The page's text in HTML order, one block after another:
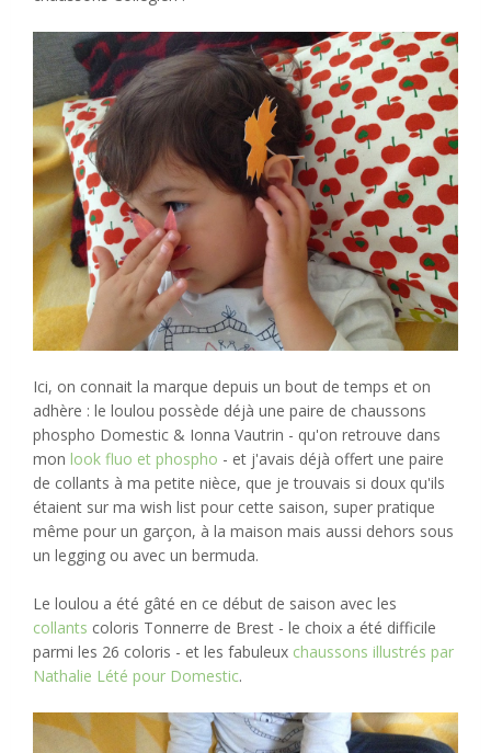
Ici, on connait la marque depuis un bout de temps et on
adhère : le loulou possède déjà une paire de chaussons
phospho Domestic & Ionna Vautrin - qu'on retrouve dans
mon look fluo et phospho - et j'avais déjà offert une paire
de collants à ma petite nièce, que je trouvais si doux qu'ils
étaient sur ma wish list pour cette saison, super pratique
même pour un garçon, à la maison mais aussi dehors sous
un legging ou avec un bermuda.
Le loulou a été gâté en ce début de saison avec les
collants coloris Tonnerre de Brest - le choix a été difficile
parmi les 26 coloris - et les fabuleux chaussons illustrés par
Nathalie Lété pour Domestic.